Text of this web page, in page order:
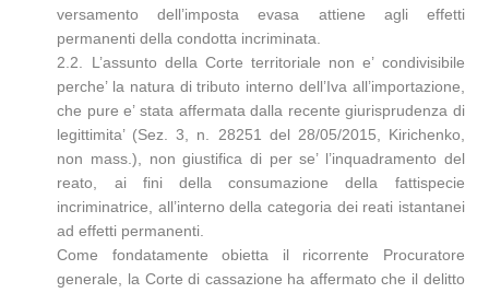
versamento dell’imposta evasa attiene agli effetti
permanenti della condotta incriminata.
2.2. L’assunto della Corte territoriale non e’ condivisibile
perche’ la natura di tributo interno dell’Iva all’importazione,
che pure e’ stata affermata dalla recente giurisprudenza di
legittimita’ (Sez. 3, n. 28251 del 28/05/2015, Kirichenko,
non mass.), non giustifica di per se’ l’inquadramento del
reato, ai fini della consumazione della fattispecie
incriminatrice, all’interno della categoria dei reati istantanei
ad effetti permanenti.
Come fondatamente obietta il ricorrente Procuratore
generale, la Corte di cassazione ha affermato che il delitto